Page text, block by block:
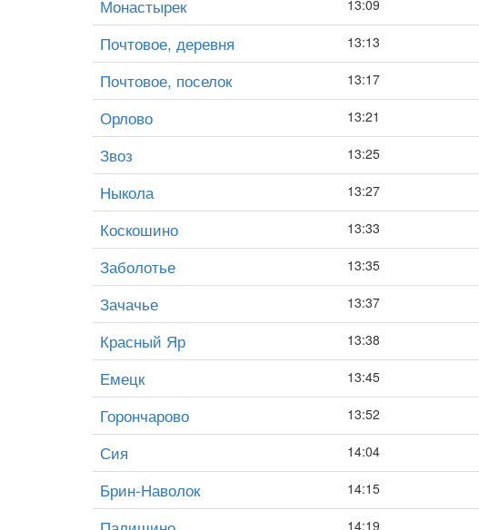
Монастырек 13:09
Почтовое, деревня 13:13
Почтовое, поселок 13:17
Орлово 13:21
Звоз 13:25
Ныкола 13:27
Коскошино 13:33
Заболотье 13:35
Зачачье 13:37
Красный Яр 13:38
Емецк 13:45
Горончарово 13:52
Сия 14:04
Брин-Наволок 14:15
14:19